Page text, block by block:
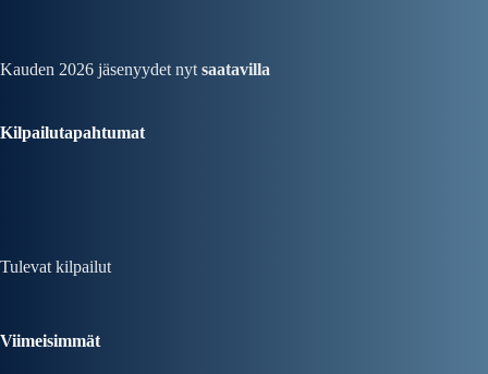
Kauden 2026 jäsenyydet nyt saatavilla
Kilpailutapahtumat
Tulevat kilpailut
Viimeisimmät